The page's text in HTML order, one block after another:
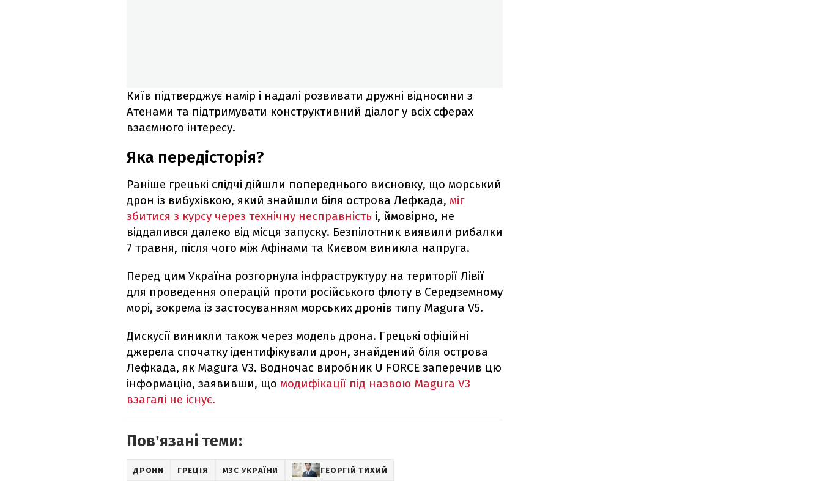
Київ підтверджує намір і надалі розвивати дружні відносини з
Атенами та підтримувати конструктивний діалог у всіх сферах
взаємного інтересу.
Яка передісторія?
Раніше грецькі слідчі дійшли попереднього висновку, що морський
дрон із вибухівкою, який знайшли біля острова Лефкада, міг
збитися з курсу через технічну несправність і, ймовірно, не
віддалився далеко від місця запуску. Безпілотник виявили рибалки
7 травня, після чого між Афінами та Києвом виникла напруга.
Перед цим Україна розгорнула інфраструктуру на території Лівії
для проведення операцій проти російського флоту в Середземному
морі, зокрема із застосуванням морських дронів типу Magura V5.
Дискусії виникли також через модель дрона. Грецькі офіційні
джерела спочатку ідентифікували дрон, знайдений біля острова
Лефкада, як Magura V3. Водночас виробник U FORCE заперечив цю
інформацію, заявивши, що модифікації під назвою Magura V3
взагалі не існує.
Повʼязані теми:
ДРОНИ ГРЕЦІЯ МЗС УКРАЇНИ ГЕОРГІЙ ТИХИЙ